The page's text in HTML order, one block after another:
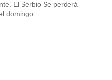
El Serbio Se perderá
domingo.